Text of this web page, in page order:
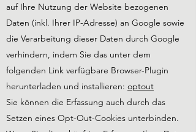
auf Ihre Nutzung der Website bezogenen
Daten (inkl. Ihrer IP-Adresse) an Google sowie
die Verarbeitung dieser Daten durch Google
verhindern, indem Sie das unter dem
folgenden Link verfügbare Browser-Plugin
herunterladen und installieren: optout
Sie können die Erfassung auch durch das
Setzen eines Opt-Out-Cookies unterbinden.